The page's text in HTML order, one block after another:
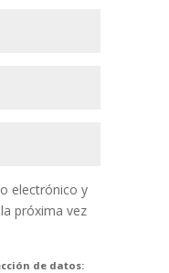
electrónico y
próxima vez
de datos: